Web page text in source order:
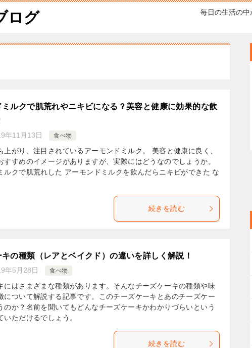
ログ 毎日の生活の
ミルクで肌荒れやニキビになる？美容と健康に効果的な飲
年11月13日 食べ物
上がり、注目されているアーモンドミルク。 美容と健康に良く、
すすめのイメージがありますが、実際にはどうなのでしょうか。
ルクで肌荒れした アーモンドミルクを飲んだらニキビができた な
続きを読む
の種類（レアとベイクド）の違いを詳しく解説！
年5月28日 食べ物
にはさまざまな種類があります。そんなチーズケーキの種類や味
について解説する記事です。このチーズケーキとあのチーズケー
のか？名前を聞いてもどんなチーズケーキかわかりづらいという
いただけるでしょう。
続きを読む